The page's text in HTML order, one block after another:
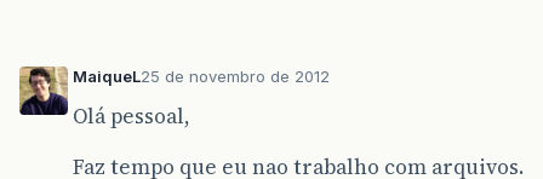
MaiqueL25 de novembro de 2012
Olá pessoal,
Faz tempo que eu nao trabalho com arquivos.